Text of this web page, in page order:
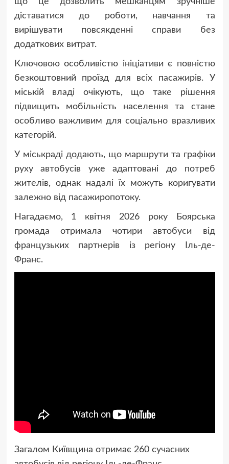
діставатися до роботи, навчання та
вирішувати повсякденні справи без
додаткових витрат.
Ключовою особливістю ініціативи є повністю
безкоштовний проїзд для всіх пасажирів. У
міській владі очікують, що таке рішення
підвищить мобільність населення та стане
особливо важливим для соціально вразливих
категорій.
У міськраді додають, що маршрути та графіки
руху автобусів уже адаптовані до потреб
жителів, однак надалі їх можуть коригувати
залежно від пасажиропотоку.
Нагадаємо, 1 квітня 2026 року Боярська
громада отримала чотири автобуси від
французьких партнерів із регіону Іль-де-
Франс.
Загалом Київщина отримає 260 сучасних